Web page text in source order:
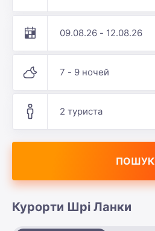
09.08.26 - 12.08.26
7 - 9 ночей
2 туриста
ПОШУК
Курорти Шрі Ланки